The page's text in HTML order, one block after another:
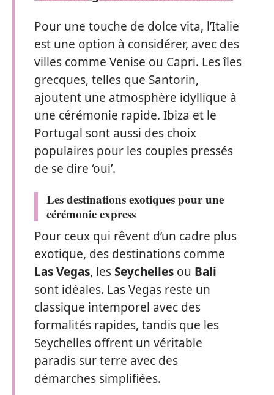
Pour une touche de dolce vita, l’Italie
est une option à considérer, avec des
villes comme Venise ou Capri. Les îles
grecques, telles que Santorin,
ajoutent une atmosphère idyllique à
une cérémonie rapide. Ibiza et le
Portugal sont aussi des choix
populaires pour les couples pressés
de se dire ‘oui’.
Les destinations exotiques pour une
cérémonie express
Pour ceux qui rêvent d’un cadre plus
exotique, des destinations comme
Las Vegas, lesSeychelles ou Bali
sont idéales. Las Vegas reste un
classique intemporel avec des
formalités rapides, tandis que les
Seychelles offrent un véritable
paradis sur terre avec des
démarches simplifiées.